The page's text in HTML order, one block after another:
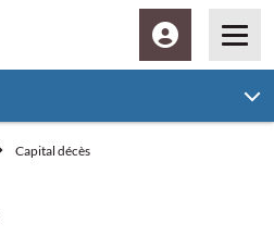
Espace client
Capital décès